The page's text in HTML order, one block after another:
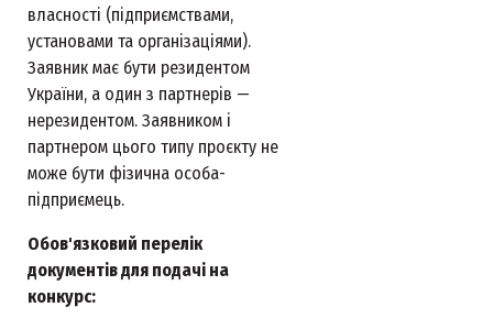
власності (підприємствами,
установами та організаціями).
Заявник має бути резидентом
України, а один з партнерів —
нерезидентом. Заявником і
партнером цього типу проєкту не
може бути фізична особа-
підприємець.
Обов'язковий перелік
документів для подачі на
конкурс: